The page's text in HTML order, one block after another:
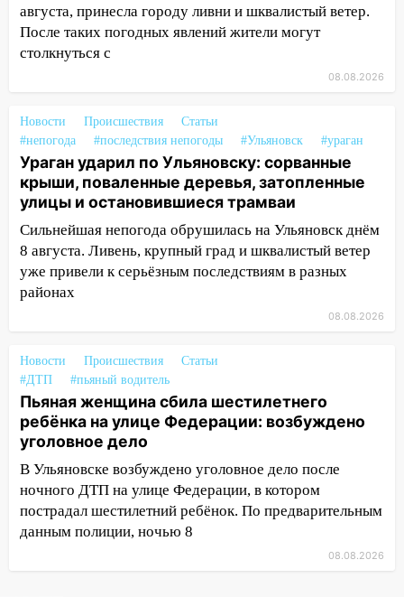
14:12 Куда жаловаться ульяновцам на
упавшее дерево или затопленную улицу
после непогоды
ветром сорвало опалубку со
строящегося дома
13:54 В мэрии Ульяновска рассказали,
как устраняют последствия мощного
шторма
13:49 Стихия продолжает крушить
Ульяновск: дерево рухнуло на дом на
Орджоникидзе
13:46
Сильный ветер сорвал крышу с
СТО на проспекте Созидателей
13:35 Непогода продолжает бить по
транспорту: в Ульяновске трамвай
13:22 Упавшие деревья перекрыли
дороги в Ульяновске: фото
13:17
Непогода в Ульяновске не
августа, принесла городу ливни и шквалистый ветер.
После таких погодных явлений жители могут
столкнуться с
08.08.2026
Новости Происшествия
Статьи
#непогода
#последствия непогоды #Ульяновск #ураган
Ураган ударил по Ульяновску: сорванные
крыши, поваленные деревья, затопленные
улицы и остановившиеся трамваи
Сильнейшая непогода обрушилась на Ульяновск днём
8 августа. Ливень, крупный град и шквалистый ветер
уже привели к серьёзным последствиям в разных
районах
08.08.2026
Новости Происшествия
Статьи
#ДТП
#пьяный водитель
Пьяная женщина сбила шестилетнего
ребёнка на улице Федерации: возбуждено
уголовное дело
В Ульяновске возбуждено уголовное дело после
ночного ДТП на улице Федерации, в котором
пострадал шестилетний ребёнок. По предварительным
данным полиции, ночью 8
08.08.2026